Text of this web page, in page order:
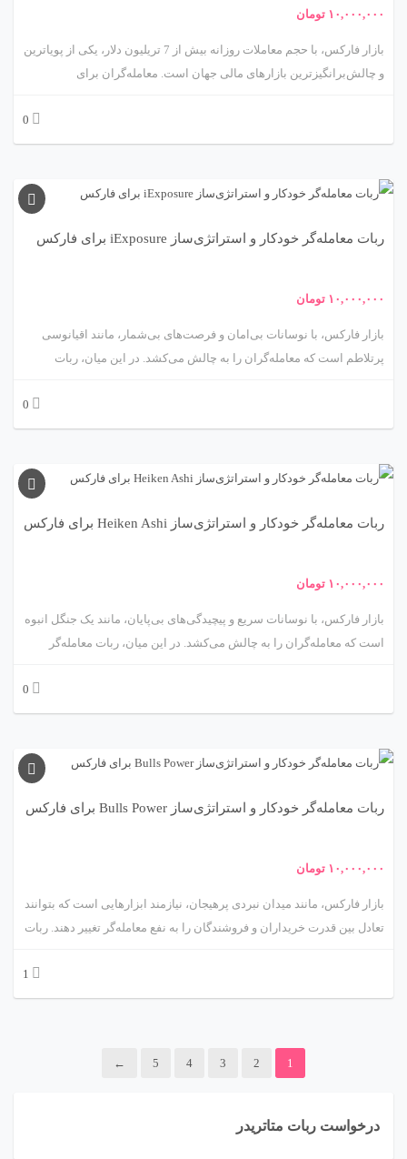
۱۰,۰۰۰,۰۰۰ تومان
بازار فارکس، با حجم معاملات روزانه بیش از 7 تریلیون دلار، یکی از پویاترین
و چالش‌برانگیزترین بازارهای مالی جهان است. معامله‌گران برای
خودکار و استراتژی‌ساز مبتنی بر اندیکاتور Momentum، محصولی پیشرفته
قدرت و سرعت تغییرات قیمت را اندازه‌گیری می‌کند، به معامله‌گران کمک
می‌کند تا با استراتژی‌های مبتنی بر شتاب بازار، معاملات موفقی انجام دهند.
0
ربات معامله‌گر خودکار و استراتژی‌ساز iExposure برای فارکس
۱۰,۰۰۰,۰۰۰ تومان
بازار فارکس، با نوسانات بی‌امان و فرصت‌های بی‌شمار، مانند اقیانوسی
پرتلاطم است که معامله‌گران را به چالش می‌کشد. در این میان، ربات
موقعیت‌های باز، در این بازار پرهیجان به موفقیت برسید. این ربات با
باز و تعادل پرتفوی طراحی شده، رویکردی منحصربه‌فرد به معاملات خودکار
ارائه می‌دهد. در این مقاله، ما شما را به سفری علمی و کاربردی می‌بریم تا
با ویژگی‌ها، مکانیزم‌ها، مزایا، چالش‌ها و کاربردهای این ربات آشنا شوید.
0
ربات معامله‌گر خودکار و استراتژی‌ساز Heiken Ashi برای فارکس
۱۰,۰۰۰,۰۰۰ تومان
بازار فارکس، با نوسانات سریع و پیچیدگی‌های بی‌پایان، مانند یک جنگل انبوه
است که معامله‌گران را به چالش می‌کشد. در این میان، ربات معامله‌گر
متااکسپرت، مانند یک راهنمای دقیق عمل می‌کند که با صاف کردن نوسانات
قیمتی، مسیر روشنی برای شناسایی روندها و اجرای معاملات ارائه می‌دهد.
معامله‌گران کمک می‌کند تا روندهای بازار را با وضوح بیشتری ببینند. این
ربات با ترکیب این اندیکاتور با الگوریتم‌های پیشرفته، معاملات را به‌صورت
خودکار و با دقت بالا اجرا می‌کند. در این مقاله، ما شما را به سفری علمی و
0
ربات معامله‌گر خودکار و استراتژی‌ساز Bulls Power برای فارکس
۱۰,۰۰۰,۰۰۰ تومان
بازار فارکس، مانند میدان نبردی پرهیجان، نیازمند ابزارهایی است که بتوانند
تعادل بین قدرت خریداران و فروشندگان را به نفع معامله‌گر تغییر دهند. ربات
پیشرفته از متااکسپرت، مانند یک جنگجوی هوشیار عمل می‌کند که با تحلیل
قدرت خریداران در بازار، فرصت‌های معاملاتی سودآور را شناسایی و اجرا
به معامله‌گران کمک می‌کند تا روندهای صعودی را با دقت بالا تشخیص دهند.
مکانیزم‌ها، مزایا، چالش‌ها و کاربردهای آن را با جزئیات بررسی می‌کند. بیایید
1
1
2
3
4
5
←
درخواست ربات متاتریدر